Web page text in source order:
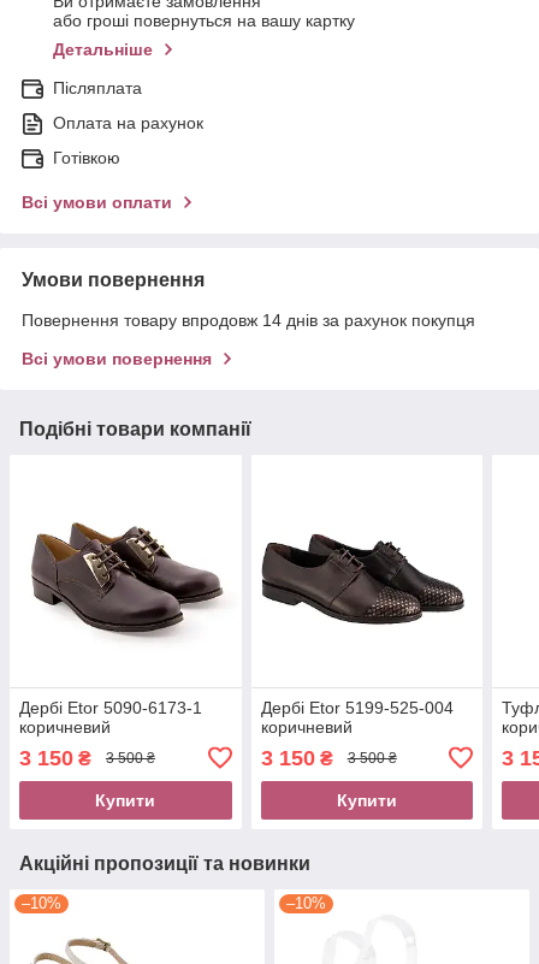
або гроші повернуться на вашу картку
Детальніше
Післяплата
Оплата на рахунок
Готівкою
Всі умови оплати
Умови повернення
Повернення товару впродовж 14 днів за рахунок покупця
Всі умови повернення
Подібні товари компанії
Дербі Etor 5090-6173-1
коричневий
3 150 ₴ 3 500 ₴
Купити
Дербі Etor 5199-525-004
коричневий
3 150₴ 3 500 ₴
Купити
3
Акційні пропозиції та новинки
–10% –10%